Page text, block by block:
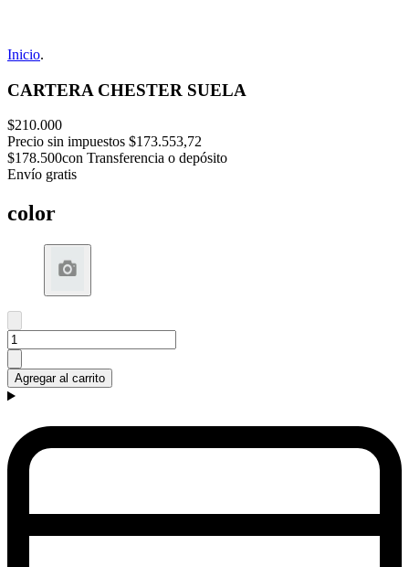
Inicio.
CARTERA CHESTER SUELA
$210.000
Precio sin impuestos $173.553,72
$178.500con Transferencia o depósito
Envío gratis
color
Agregar al carrito